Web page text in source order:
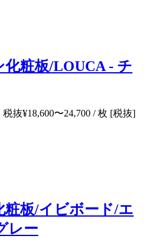
粧板/LOUCA - チ
税抜¥18,600〜24,700 / 枚 [税抜]
粧板/イビボード/エ
レー